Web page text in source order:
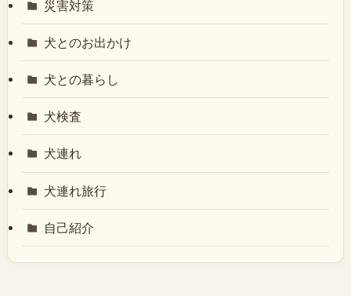
災害対策
犬とのお出かけ
犬との暮らし
犬検査
犬連れ
犬連れ旅行
自己紹介